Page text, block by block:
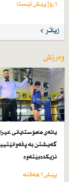
1 رۆژ پێش ئێستا
زیاتر
وەرزش
یانەی مامۆستایانی
گەیشتن بە
نزیكدەبێتەوە
پێش 1 هەفتە